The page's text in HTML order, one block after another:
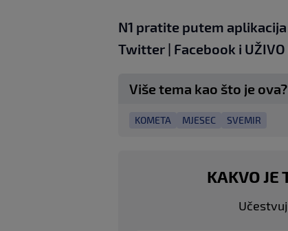
N1 pratite putem aplikacija
Twitter | Facebook i UŽIVO
Više tema kao što je ova?
KOMETA MJESEC SVEMIR
KAKVO JE